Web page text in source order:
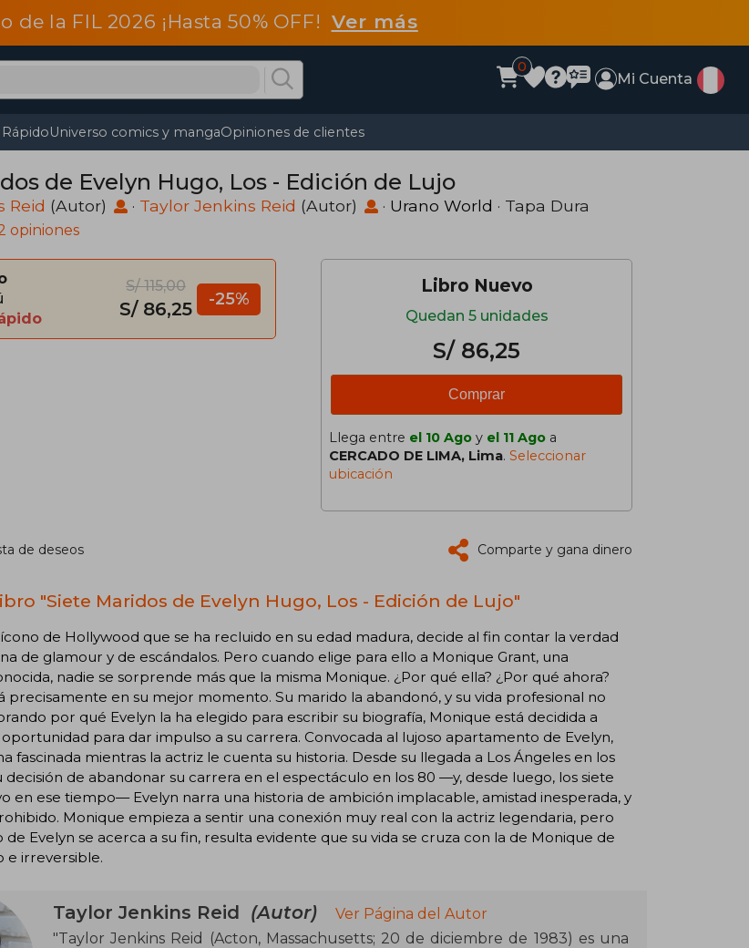
de la FIL 2026 ¡Hasta 50% OFF! Ver más
0
Mi Cuenta
Universo comics y mangaOpiniones de clientes
de Evelyn Hugo, Los - Edición de Lujo
Reid (Autor) · Taylor Jenkins Reid (Autor) · Urano World · Tapa Dura
opiniones
S/ 115,00
S/ 86,25 -25%
Libro Nuevo
Quedan 5 unidades
S/ 86,25
Comprar
Llega entre el 10 Ago y el 11 Ago a
CERCADO DE LIMA, Lima. Seleccionar
ubicación
de deseos Comparte y gana dinero
"Siete Maridos de Evelyn Hugo, Los - Edición de Lujo"
de Hollywood que se ha recluido en su edad madura, decide al fin contar la verdad
de glamour y de escándalos. Pero cuando elige para ello a Monique Grant, una
nadie se sorprende más que la misma Monique. ¿Por qué ella? ¿Por qué ahora?
precisamente en su mejor momento. Su marido la abandonó, y su vida profesional no
por qué Evelyn la ha elegido para escribir su biografía, Monique está decidida a
para dar impulso a su carrera. Convocada al lujoso apartamento de Evelyn,
fascinada mientras la actriz le cuenta su historia. Desde su llegada a Los Ángeles en los
decisión de abandonar su carrera en el espectáculo en los 80 —y, desde luego, los siete
en ese tiempo— Evelyn narra una historia de ambición implacable, amistad inesperada, y
Monique empieza a sentir una conexión muy real con la actriz legendaria, pero
Evelyn se acerca a su fin, resulta evidente que su vida se cruza con la de Monique de
e irreversible.
Taylor Jenkins Reid (Autor)
Ver Página del Autor
"Taylor Jenkins Reid (Acton, Massachusetts; 20 de diciembre de 1983) es una